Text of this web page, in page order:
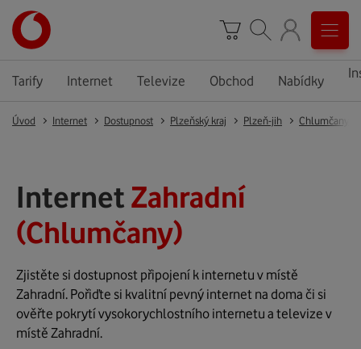
Tarify Internet Televize Obchod Nabídky
Úvod Internet Dostupnost Plzeňský kraj Plzeň-jih Chlumčany
Internet Zahradní
(Chlumčany)
Zjistěte si dostupnost připojení k internetu v místě
Zahradní. Pořiďte si kvalitní pevný internet na doma či si
ověřte pokrytí vysokorychlostního internetu a televize v
místě Zahradní.